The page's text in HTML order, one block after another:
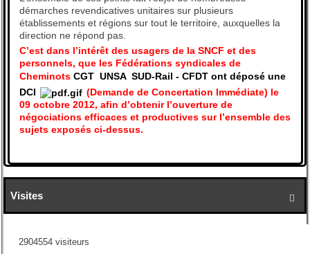

Visites
2904554 visiteurs
démarches revendicatives unitaires sur plusieurs
établissements et régions sur tout le territoire, auxquelles la
direction ne répond pas.
C’est dans l’intérêt des usagers de la SNCF et des
personnels, que les Fédérations syndicales de
Cheminots CGT  UNSA  SUD-Rail - CFDT ont déposé une
DCI
(Demande de Concertation Immédiate) le
09 octobre 2012, afin d’obtenir l’ouverture de
négociations efficaces et productives sur l’ensemble des
sujets exposés ci-dessus.